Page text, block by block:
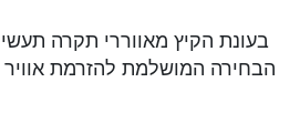
בעונת הקיץ מאווררי תקרה
הבחירה המושלמת להזרמת